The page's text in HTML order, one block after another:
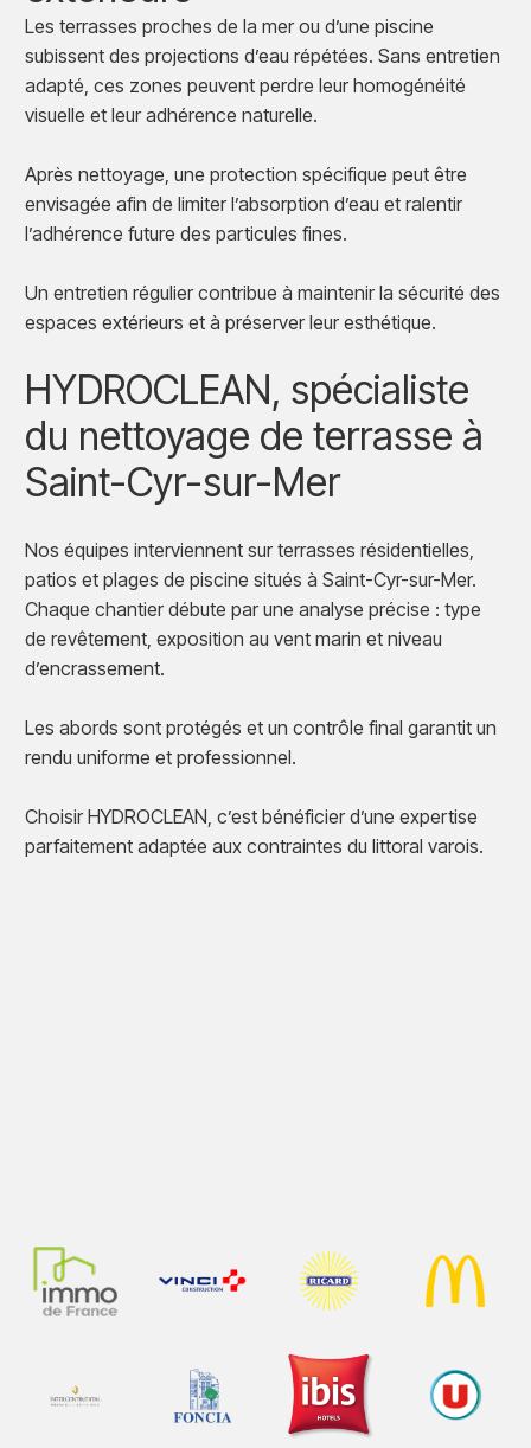
Les terrasses proches de la mer ou d’une piscine
subissent des projections d’eau répétées. Sans entretien
adapté, ces zones peuvent perdre leur homogénéité
visuelle et leur adhérence naturelle.
Après nettoyage, une protection spécifique peut être
envisagée afin de limiter l’absorption d’eau et ralentir
l’adhérence future des particules fines.
Un entretien régulier contribue à maintenir la sécurité des
espaces extérieurs et à préserver leur esthétique.
HYDROCLEAN, spécialiste
du nettoyage de terrasse à
Saint-Cyr-sur-Mer
Nos équipes interviennent sur terrasses résidentielles,
patios et plages de piscine situés à Saint-Cyr-sur-Mer.
Chaque chantier débute par une analyse précise : type
de revêtement, exposition au vent marin et niveau
d’encrassement.
Les abords sont protégés et un contrôle final garantit un
rendu uniforme et professionnel.
Choisir HYDROCLEAN, c’est bénéficier d’une expertise
parfaitement adaptée aux contraintes du littoral varois.